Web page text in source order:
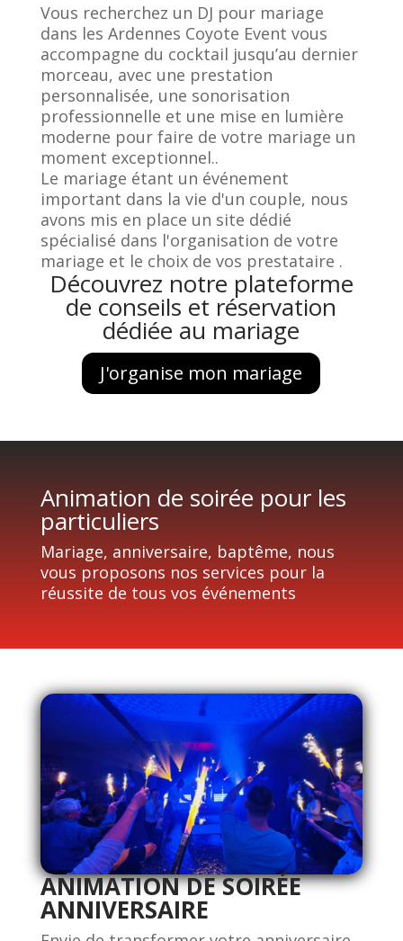
Vous recherchez un DJ pour mariage
dans les Ardennes Coyote Event vous
accompagne du cocktail jusqu’au dernier
morceau, avec une prestation
personnalisée, une sonorisation
professionnelle et une mise en lumière
moderne pour faire de votre mariage un
moment exceptionnel..
Le mariage étant un événement
important dans la vie d'un couple, nous
avons mis en place un site dédié
spécialisé dans l'organisation de votre
mariage et le choix de vos prestataire .
Découvrez notre plateforme
de conseils et réservation
dédiée au mariage
J'organise mon mariage
Animation de soirée pour les
particuliers
Mariage, anniversaire, baptême, nous
vous proposons nos services pour la
réussite de tous vos événements
ANIMATION DE SOIRÉE
ANNIVERSAIRE